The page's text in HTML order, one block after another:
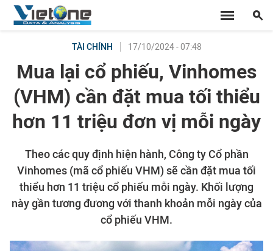
TÀI CHÍNH 17/10/2024 - 07:48
Mua lại cổ phiếu, Vinhomes
(VHM) cần đặt mua tối thiểu
hơn 11 triệu đơn vị mỗi ngày
Theo các quy định hiện hành, Công ty Cổ phần
Vinhomes (mã cổ phiếu VHM) sẽ cần đặt mua tối
thiểu hơn 11 triệu cổ phiếu mỗi ngày. Khối lượng
này gần tương đương với thanh khoản mỗi ngày của
cổ phiếu VHM.